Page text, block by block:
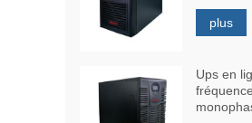
plus
Ups en
fréquence